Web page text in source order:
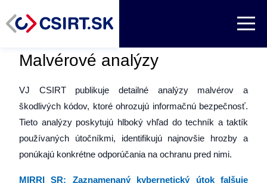
Malvérové analýzy
VJ CSIRT publikuje detailné analýzy malvérov a
škodlivých kódov, ktoré ohrozujú informačnú bezpečnosť.
Tieto analýzy poskytujú hlboký vhľad do techník a taktík
používaných útočníkmi, identifikujú najnovšie hrozby a
ponúkajú konkrétne odporúčania na ochranu pred nimi.
MIRRI SR: Zaznamenaný kybernetický útok falšuje